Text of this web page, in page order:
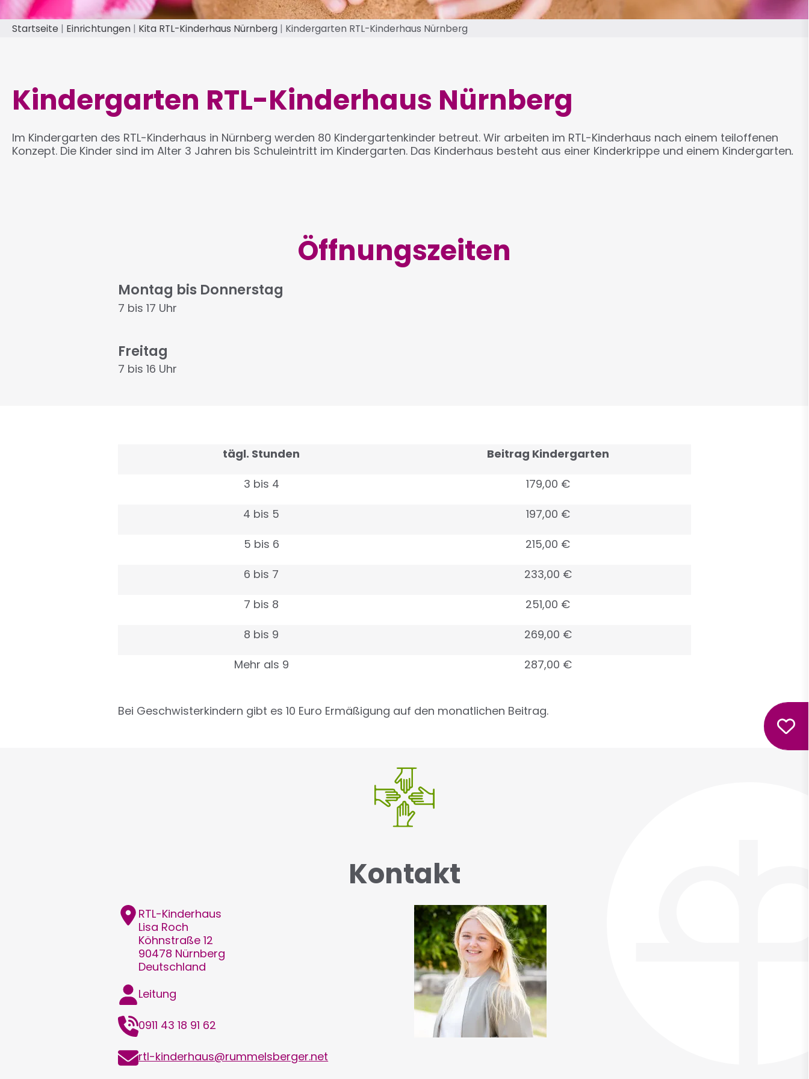
Startseite Einrichtungen Kita RTL-Kinderhaus Nürnberg Kindergarten RTL-Kinderhaus Nürnberg
Kindergarten RTL-Kinderhaus Nürnberg
Im Kindergarten des RTL-Kinderhaus in Nürnberg werden 80 Kindergartenkinder betreut. Wir arbeiten im RTL-Kinderhaus nach einem teiloffenen
Konzept. Die Kinder sind im Alter 3 Jahren bis Schuleintritt im Kindergarten. Das Kinderhaus besteht aus einer Kinderkrippe und einem Kindergarten.
Öffnungszeiten
Montag bis Donnerstag
7 bis 17 Uhr
Freitag
7 bis 16 Uhr
tägl. Stunden
Beitrag Kindergarten
3 bis 4
179,00 €
4 bis 5
197,00 €
5 bis 6
215,00 €
6 bis 7
233,00 €
7 bis 8
251,00 €
8 bis 9
269,00 €
Mehr als 9
287,00 €
Bei Geschwisterkindern gibt es 10 Euro Ermäßigung auf den monatlichen Beitrag.
Kontakt
Adresse
RTL-Kinderhaus
Lisa Roch
Köhnstraße 12
90478 Nürnberg
Deutschland
Funktion
Leitung
Telefon0911 43 18 91 62
E-
Mail
rtl-kinderhaus@rummelsberger.net